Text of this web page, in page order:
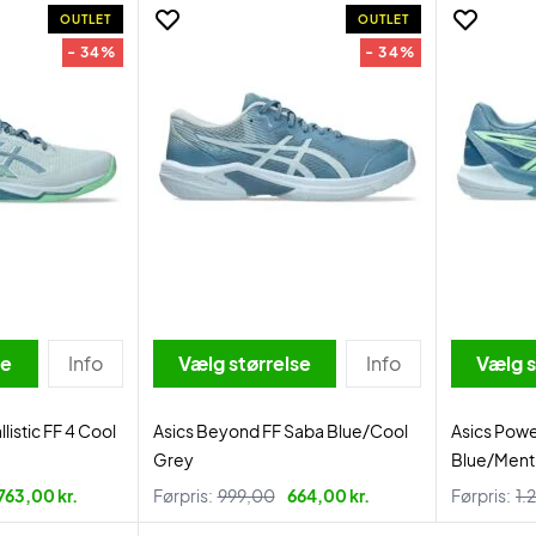
OUTLET
- 34%
Info
FF 4 Cool
kr.
OUTLET
- 34%
Vælg størrelse Info
Asics Beyond FF Saba Blue/Cool
Grey
Førpris: 999,00 664,00 kr.
Vælg
Asics
Blue/
Førpris: